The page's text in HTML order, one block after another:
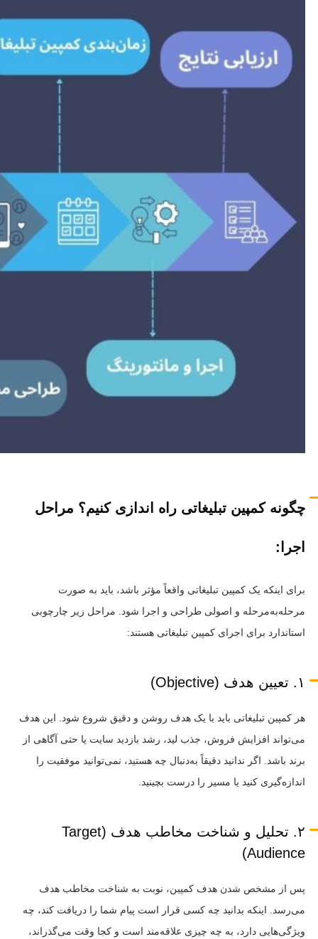
چگونه کمپین تبلیغاتی راه اندازی کنیم؟ مراحل
اجرا:
برای اینکه یک کمپین تبلیغاتی واقعاً مؤثر باشد، باید به صورت
مرحله‌به‌مرحله و اصولی طراحی و اجرا شود. مراحل زیر چارچوبی
استاندارد برای اجرای کمپین تبلیغاتی هستند:
۱. تعیین هدف (Objective)
هر کمپین تبلیغاتی باید با یک هدف روشن و دقیق شروع شود. این هدف
می‌تواند افزایش فروش، جذب لید، رشد بازدید سایت یا حتی آگاهی از
برند باشد. اگر ندانید دقیقاً به‌دنبال چه هستید، نمی‌توانید موفقیت را
اندازه‌گیری کنید یا مسیر را درست بچینید.
۲. تحلیل و شناخت مخاطب هدف (Target
Audience)
پس از مشخص شدن هدف کمپین، نوبت به شناخت مخاطب هدف
می‌رسد. اینکه بدانید چه کسی قرار است پیام شما را دریافت کند، چه
ویژگی‌هایی دارد، به چه چیزی علاقه‌مند است و کجا وقت می‌گذراند،